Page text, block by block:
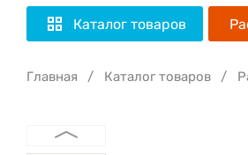
Каталог товаров
Главная Каталог товаров